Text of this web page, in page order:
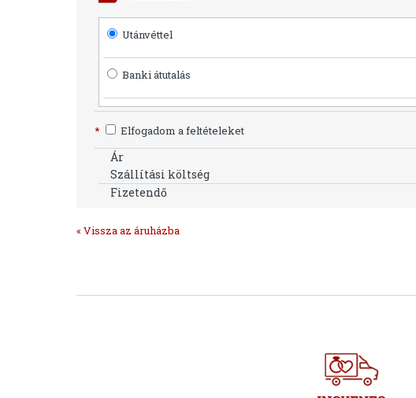
Utánvéttel
Banki átutalás
* Elfogadom a feltételeket
Ár
Szállítási költség
Fizetendő
« Vissza az áruházba